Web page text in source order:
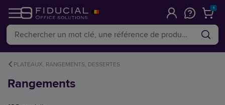
1
PLATEAUX, RANGEMENTS, DESSERTES
Rangements